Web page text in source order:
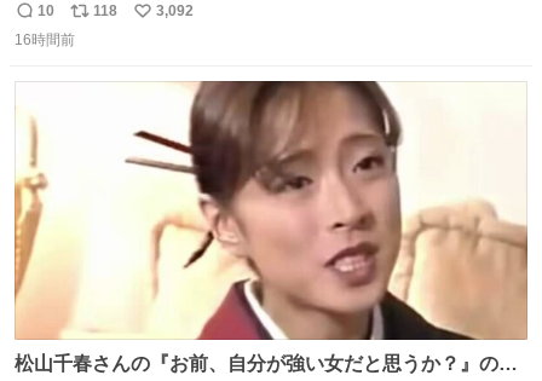
返
信
10
リ
ポ
118
い
3,092
16時間前
松山千春さんの『お前、自分が強い女だと思うか？』の一